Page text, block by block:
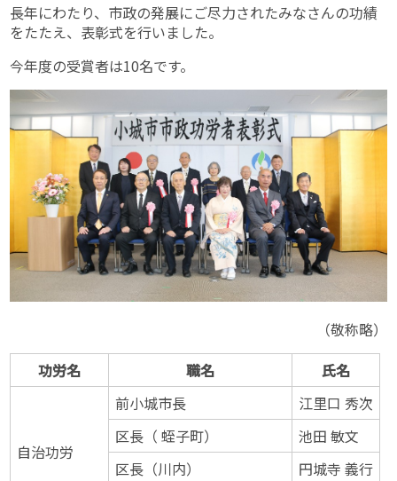
長年にわたり、市政の発展にご尽力されたみなさんの功績
をたたえ、表彰式を行いました。
今年度の受賞者は10名です。
（敬称略）
功労名
職名 氏名
自治功労
前小城市長
江里口 秀次
区長（ 蛭子町）
池田 敏文
区長（川内）
円城寺 義行